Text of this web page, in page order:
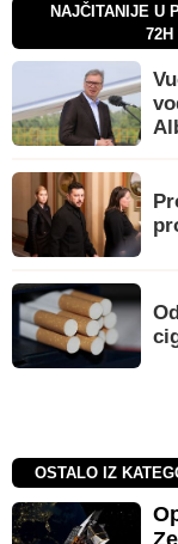
NAJČITANIJE U
72H
OSTALO IZ